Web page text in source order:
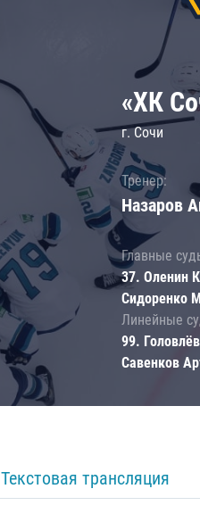
«ХК
г. Сочи
Тренер:
Назаров
Главные
37. Оленин
Сидоренко
Линейные
99.
Савенков
Текстовая трансляция